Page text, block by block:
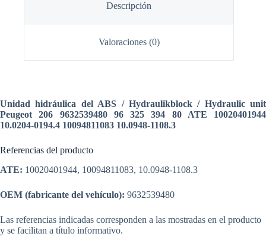
Descripción
Valoraciones (0)
Unidad hidráulica del ABS / Hydraulikblock / Hydraulic unit
Peugeot 206 9632539480 96 325 394 80 ATE 10020401944
10.0204-0194.4 10094811083 10.0948-1108.3
Referencias del producto
ATE: 10020401944, 10094811083, 10.0948-1108.3
OEM (fabricante del vehículo): 9632539480
Las referencias indicadas corresponden a las mostradas en el producto
y se facilitan a título informativo.